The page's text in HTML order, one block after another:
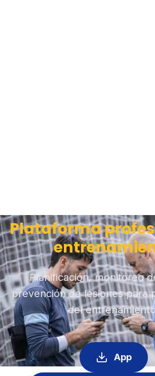
Plataforma
Planificación, monitoreo
prevención de lesiones para
del
App